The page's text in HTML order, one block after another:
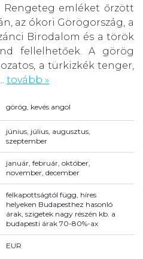
Rengeteg emléket őrzött
az ókori Görögország, a
Birodalom és a török
fellelhetőek. A görög
a türkizkék tenger,
tovább »
görög, kevés angol
június, július, augusztus,
szeptember
január, február, október,
november, december
felkapottságtól függ, híres
helyeken Budapesthez hasonló
árak, szigetek nagy részén kb. a
budapesti árak 70-80%-ax
EUR